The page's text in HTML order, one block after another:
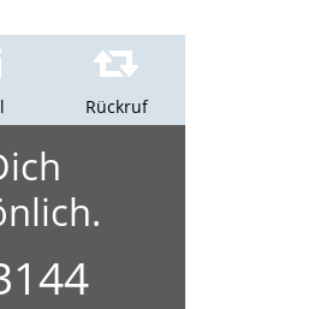
Rückruf